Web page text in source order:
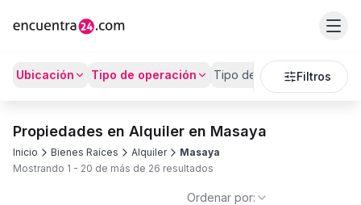
Ubicación Tipo de operación Tipo de Propiedad
Filtros
Propiedades en Alquiler en Masaya
Inicio Bienes Raíces Alquiler
Masaya
Mostrando 1 - 20 de más de 26 resultados
Ordenar por: